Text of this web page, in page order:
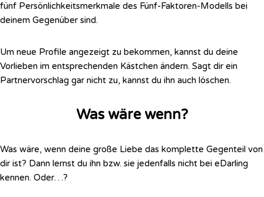
fünf Persönlichkeitsmerkmale des Fünf-Faktoren-Modells bei
deinem Gegenüber sind.
Um neue Profile angezeigt zu bekommen, kannst du deine
Vorlieben im entsprechenden Kästchen ändern. Sagt dir ein
Partnervorschlag gar nicht zu, kannst du ihn auch löschen.
Was wäre wenn?
Was wäre, wenn deine große Liebe das komplette Gegenteil von
dir ist? Dann lernst du ihn bzw. sie jedenfalls nicht bei eDarling
kennen. Oder…?